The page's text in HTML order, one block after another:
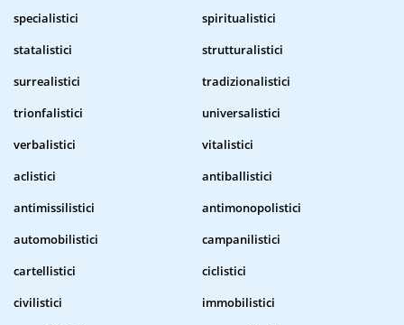
specialistici
spiritualistici
statalistici
strutturalistici
surrealistici
tradizionalistici
trionfalistici
universalistici
verbalistici
vitalistici
aclistici
antiballistici
antimissilistici
antimonopolistici
automobilistici
campanilistici
cartellistici
ciclistici
civilistici
immobilistici